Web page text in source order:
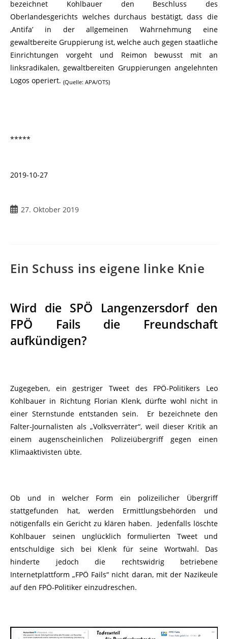
bezeichnet Kohlbauer den Beschluss des
Oberlandesgerichts welches durchaus bestätigt, dass die
‚Antifa’ in der allgemeinen Wahrnehmung eine
gewaltbereite Gruppierung ist, welche auch gegen staatliche
Einrichtungen vorgeht und Reimon bewusst mit an
linksradikalen, gewaltbereiten Gruppierungen angelehnten
Logos operiert. (Quelle: APA/OTS)
*****
2019-10-27
27. Oktober 2019
Ein Schuss ins eigene linke Knie
Wird die SPÖ Langenzersdorf den
FPÖ Fails die Freundschaft
aufkündigen?
Zugegeben, ein gestriger Tweet des FPÖ-Politikers Leo
Kohlbauer in Richtung Florian Klenk, dürfte wohl nicht in
einer Sternstunde entstanden sein. Er bezeichnete den
Falter-Journalisten als „Volksverräter“, weil dieser Kritik an
einem augenscheinlichen Polizeiübergriff gegen einen
Klimaaktivisten übte.
Ob und in welcher Form ein polizeilicher Übergriff
stattgefunden hat, werden Ermittlungsbehörden und
nötigenfalls ein Gericht zu klären haben. Jedenfalls löschte
Kohlbauer seinen unglücklich formulierten Tweet und
entschuldige sich bei Klenk für seine Wortwahl. Das
hinderte jedoch die rechtswidrig betriebene
Internetplattform „FPÖ Fails“ nicht daran, mit der Nazikeule
auf den FPÖ-Politiker einzudreschen.